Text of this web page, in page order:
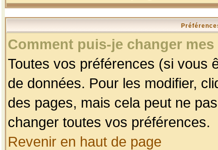
Comment puis-je changer
Toutes vos préférences (si vous
de données. Pour les modifier,
des pages, mais cela peut ne
changer toutes vos préférences.
Revenir en haut de page